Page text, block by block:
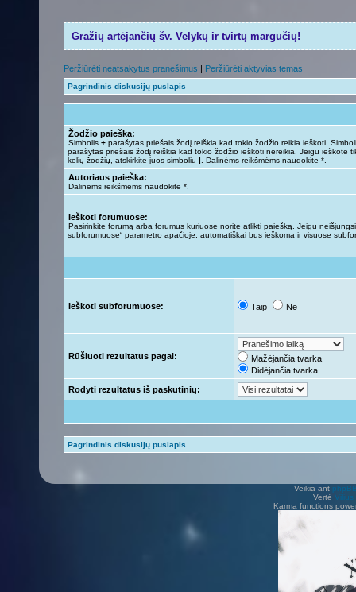
Gražių artėjančių šv. Velykų ir tvirtų margučių!
Peržiūrėti neatsakytus pranešimus | Peržiūrėti aktyvias temas
Pagrindinis diskusijų puslapis
Žodžio paieška:
Simbolis + parašytas priešais žodį reiškia kad tokio žodžio reikia ieškoti.
parašytas priešais žodį reiškia kad tokio žodžio ieškoti nereikia. Jeigu ieškote
kelių žodžių, atskirkite juos simboliu | . Dalinėms reikšmėms naudokite *.
Autoriaus paieška:
Dalinėms reikšmėms naudokite *.
Ieškoti forumuose:
Pasirinkite forumą arba forumus kuriuose norite atlikti paiešką. Jeigu
subforumuose“ parametro apačioje, automatiškai bus ieškoma ir visuose
Ieškoti subforumuose: Taip Ne
Rūšiuoti rezultatus pagal:
Mažėjančia tvarka
Didėjančia tvarka
Rodyti rezultatus iš paskutinių:
Pagrindinis diskusijų puslapis
Veikia ant
Vertė Vilius
Karma functions